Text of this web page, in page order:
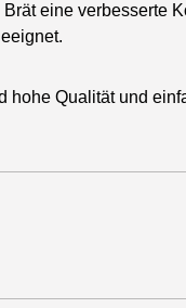
eine verbesserte
Qualität und